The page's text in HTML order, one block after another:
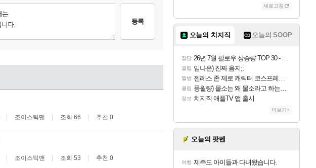
등록
조이스틱맨 조회 66 추천 0
조이스틱맨 조회 53 추천 0
새로고침
오늘의 치지직 오늘의 SOOP
잡담 26년 7월 팔로우 상승량 TOP 30 - 월간 치지직
클립 임나은) 진짜 음지;;
짤방 젠레스 존 제로 캐릭터 코스프레한 꽁주
클립 풍월량) 물소는 왜 물소라고 하는거야? 아! 그만 ㅋㅋ 알았어 ㅋㅋ
정보 치지직 애플TV 앱 출시
더보기+
오늘의 팟벤
여행 제주도 아이들과 다녀왔습니다.